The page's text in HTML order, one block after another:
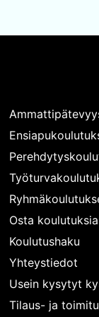
Osta koulutuksia
Koulutushaku
Yhteystiedot
Usein kysytyt
Tilaus- ja